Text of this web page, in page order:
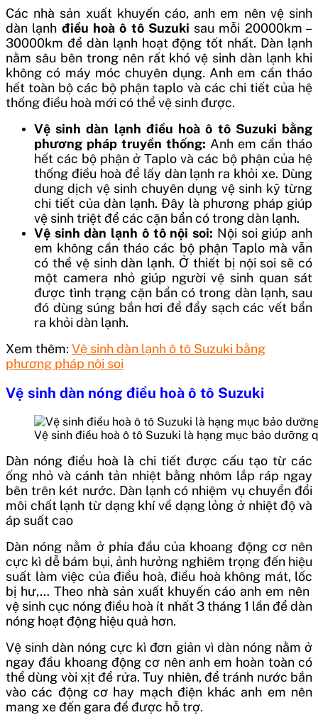
Các nhà sản xuất khuyến cáo, anh em nên vệ sinh
dàn lạnh điều hoà ô tô Suzuki sau mỗi 20000km –
30000km để dàn lạnh hoạt động tốt nhất. Dàn lạnh
nằm sâu bên trong nên rất khó vệ sinh dàn lạnh khi
không có máy móc chuyên dụng. Anh em cần tháo
hết toàn bộ các bộ phận taplo và các chi tiết của hệ
thống điều hoà mới có thể vệ sinh được.
Vệ sinh dàn lạnh điều hoà ô tô Suzuki bằng
phương pháp truyền thống: Anh em cần tháo
hết các bộ phận ở Taplo và các bộ phận của hệ
thống điều hoà để lấy dàn lạnh ra khỏi xe. Dùng
dung dịch vệ sinh chuyên dụng vệ sinh kỹ từng
chi tiết của dàn lạnh. Đây là phương pháp giúp
vệ sinh triệt để các cặn bẩn có trong dàn lạnh.
Vệ sinh dàn lạnh ô tô nội soi: Nội soi giúp anh
em không cần tháo các bộ phận Taplo mà vẫn
có thể vệ sinh dàn lạnh. Ở thiết bị nội soi sẽ có
một camera nhỏ giúp người vệ sinh quan sát
được tình trạng cặn bẩn có trong dàn lạnh, sau
đó dùng súng bắn hơi để đẩy sạch các vết bẩn
ra khỏi dàn lạnh.
Xem thêm: Vệ sinh dàn lạnh ô tô Suzuki bằng
phương pháp nội soi
Vệ sinh dàn nóng điều hoà ô tô Suzuki
Vệ sinh điều hoà ô tô Suzuki là hạng mục bảo dưỡng
Dàn nóng điều hoà là chi tiết được cấu tạo từ các
ống nhỏ và cánh tản nhiệt bằng nhôm lắp ráp ngay
bên trên két nước. Dàn lạnh có nhiệm vụ chuyển đổi
môi chất lạnh từ dạng khí về dạng lỏng ở nhiệt độ và
áp suất cao
Dàn nóng nằm ở phía đầu của khoang động cơ nên
cực kì dễ bám bụi, ảnh hưởng nghiêm trọng đến hiệu
suất làm việc của điều hoà, điều hoà không mát, lốc
bị hư,… Theo nhà sản xuất khuyến cáo anh em nên
vệ sinh cục nóng điều hoà ít nhất 3 tháng 1 lần để dàn
nóng hoạt động hiệu quả hơn.
Vệ sinh dàn nóng cực kì đơn giản vì dàn nóng nằm ở
ngay đầu khoang động cơ nên anh em hoàn toàn có
thể dùng vòi xịt để rửa. Tuy nhiên, để tránh nước bắn
vào các động cơ hay mạch điện khác anh em nên
mang xe đến gara để được hỗ trợ.